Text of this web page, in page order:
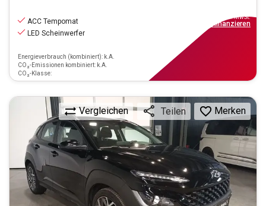
ACC Tempomat
LED Scheinwerfer
Energieverbrauch (kombiniert): k.A.
CO₂-Emissionen kombiniert: k.A.
CO₂-Klasse:
inkl.MwSt.
finanzieren
Vergleichen Teilen Merken